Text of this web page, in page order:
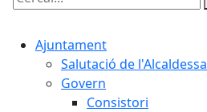
Cercar:
Ajuntament
Salutació de l'Alcaldessa
Govern
Consistori